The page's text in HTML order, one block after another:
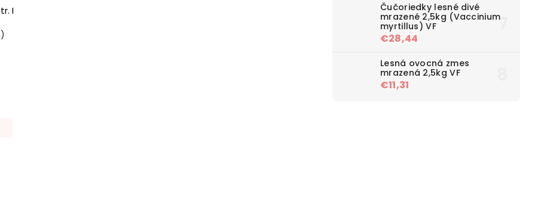
Čučoriedky lesné divé
mrazené 2,5kg (Vaccinium
myrtillus) VF
€28,44
Lesná ovocná zmes
mrazená 2,5kg VF
€11,31
I